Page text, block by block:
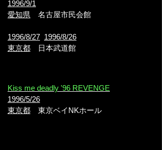
1996/9/1
愛知県 名古屋市民会館
1996/8/27 1996/8/26
東京都 日本武道館
Kiss me deadly '96 REVENGE
1996/5/26
東京都 東京ベイNKホール